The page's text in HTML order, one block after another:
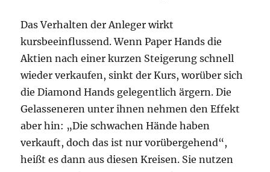
Das Verhalten der Anleger wirkt
kursbeeinflussend. Wenn Paper Hands die
Aktien nach einer kurzen Steigerung schnell
wieder verkaufen, sinkt der Kurs, worüber sich
die Diamond Hands gelegentlich ärgern. Die
Gelasseneren unter ihnen nehmen den Effekt
aber hin: „Die schwachen Hände haben
verkauft, doch das ist nur vorübergehend“,
heißt es dann aus diesen Kreisen. Sie nutzen